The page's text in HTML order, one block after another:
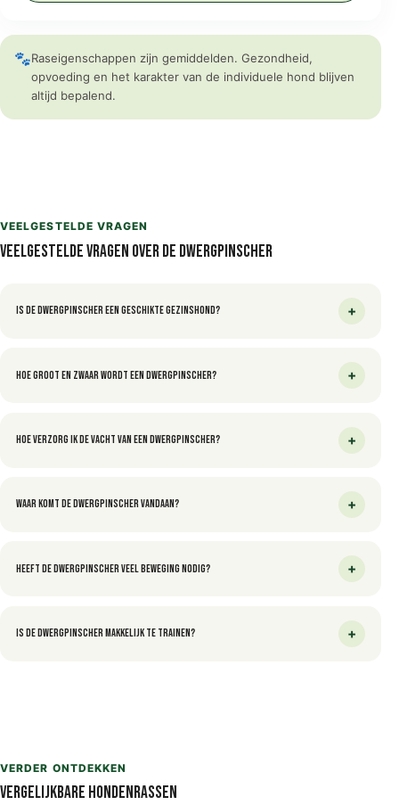
🐾Raseigenschappen zijn gemiddelden. Gezondheid,
opvoeding en het karakter van de individuele hond blijven
altijd bepalend.
VEELGESTELDE VRAGEN
Veelgestelde vragen over de Dwergpinscher
Is de Dwergpinscher een geschikte gezinshond? +
Hoe groot en zwaar wordt een Dwergpinscher? +
Hoe verzorg ik de vacht van een Dwergpinscher? +
Waar komt de Dwergpinscher vandaan? +
Heeft de Dwergpinscher veel beweging nodig? +
Is de Dwergpinscher makkelijk te trainen? +
VERDER ONTDEKKEN
Vergelijkbare hondenrassen